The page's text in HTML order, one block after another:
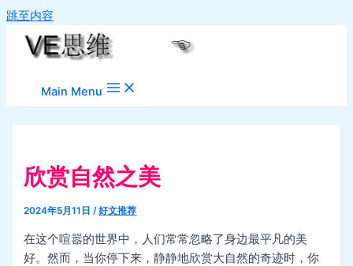
跳至内容
Main Menu
欣赏自然之美
2024年5月11日/好文推荐
在这个喧嚣的世界中，人们常常忽略了身边最平凡的美
好。然而，当你停下来，静静地欣赏大自然的奇迹时，你